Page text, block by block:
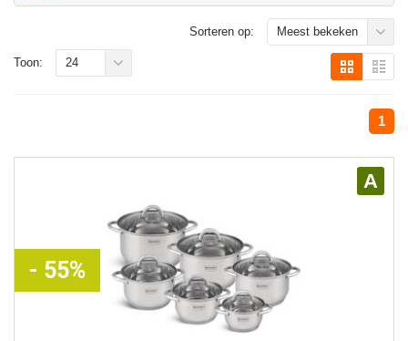
Sorteren op: Meest bekeken
1
Toon: 24
A
- 55%